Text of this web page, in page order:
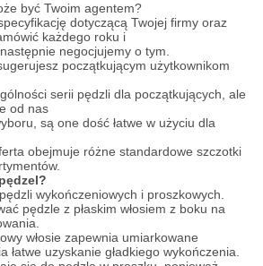
być Twoim agentem?
dotyczącą Twojej firmy oraz
każdego roku i
negocjujemy o tym.
początkującym użytkownikom
serii pędzli dla początkujących, ale
od nas
są one dość łatwe w użyciu dla
obejmuje różne standardowe szczotki
wykończeniowych i proszkowych.
pędzle z płaskim włosiem z boku na
włosie zapewnia umiarkowane
łatwe uzyskanie gładkiego wykończenia.